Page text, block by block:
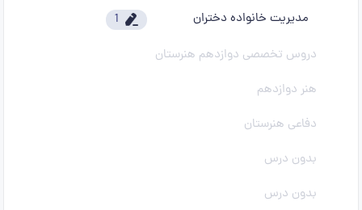
مدیریت خانواده دختران
1
دروس تخصصی دوازدهم هنرستان
هنر دوازدهم
دفاعی هنرستان
بدون درس
بدون درس